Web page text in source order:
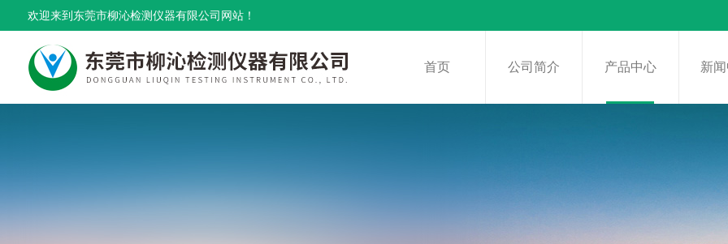
欢迎来到东莞市柳沁检测仪器有限公司网站！
首页 公司简介 产品中心 新